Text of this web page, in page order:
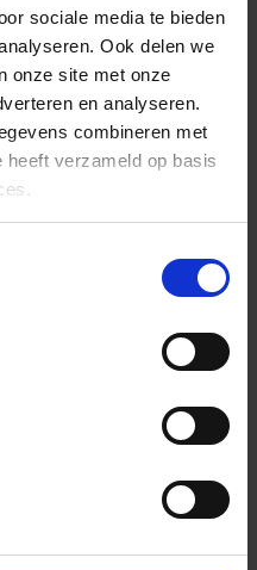
sociale media te bieden
Ook delen we
onze site met onze
en analyseren.
combineren met
heeft verzameld op basis